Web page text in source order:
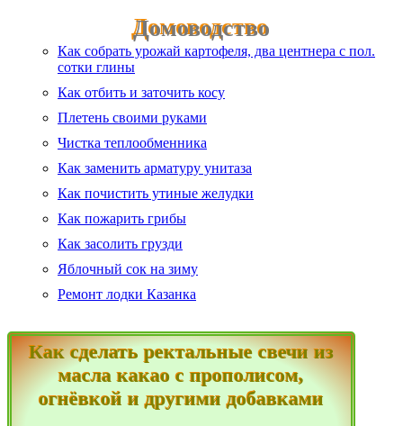
Домоводство
Как собрать урожай картофеля, два центнера с пол.
сотки глины
Как отбить и заточить косу
Плетень своими руками
Чистка теплообменника
Как заменить арматуру унитаза
Как почистить утиные желудки
Как пожарить грибы
Как засолить грузди
Яблочный сок на зиму
Ремонт лодки Казанка
Как сделать ректальные свечи из
масла какао с прополисом,
огнёвкой и другими добавками